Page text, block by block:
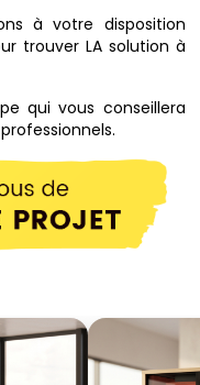
à votre disposition
trouver LA solution à
qui vous conseillera